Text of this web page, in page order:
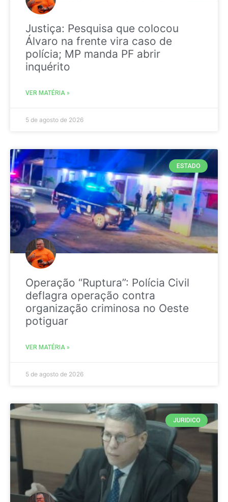
Justiça: Pesquisa que colocou
Álvaro na frente vira caso de
polícia; MP manda PF abrir
inquérito
VER MATÉRIA »
5 de agosto de 2026
ESTADO
Operação “Ruptura”: Polícia Civil
deflagra operação contra
organização criminosa no Oeste
potiguar
VER MATÉRIA »
5 de agosto de 2026
JURIDICO